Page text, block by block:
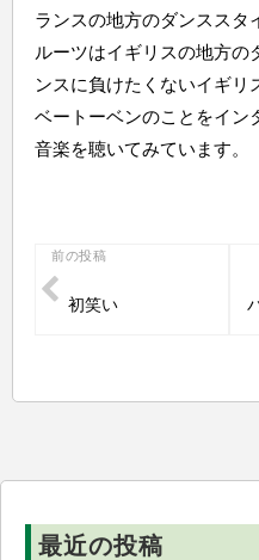
ランスの地方のダンススタ
ルーツはイギリスの地方の
ンスに負けたくないイギリ
ベートーベンのことをイン
音楽を聴いてみています。
投
稿
ン
前の投稿
初笑い
最近の投稿